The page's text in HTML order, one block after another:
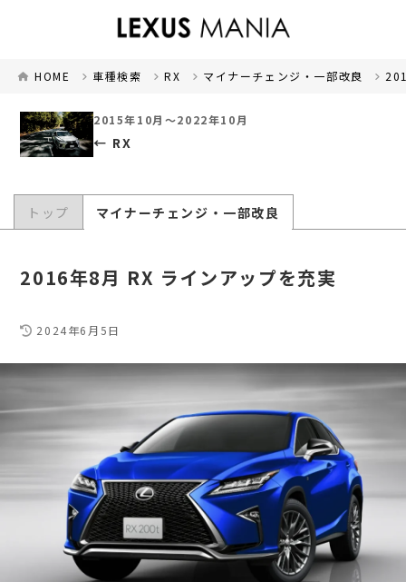
HOME 車種検索 RX マイナーチェンジ・一部改良
2015年10月～2022年10月
RX
トップ マイナーチェンジ・一部改良
2016年8月 RX ラインアップを充実
2024年6月5日